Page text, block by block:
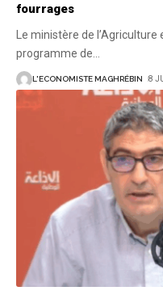
fourrages
Le ministère de l’Agriculture
programme de
L'ECONOMISTE MAGHRÉBIN 8